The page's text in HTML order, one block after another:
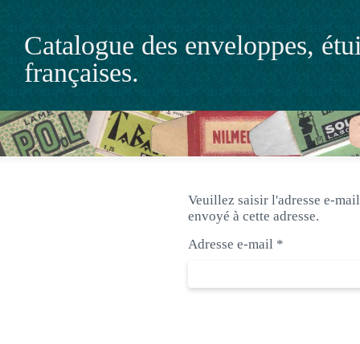
Catalogue des enveloppes,
françaises.
Veuillez saisir l'adresse e-
envoyé à cette adresse.
Adresse e-mail *